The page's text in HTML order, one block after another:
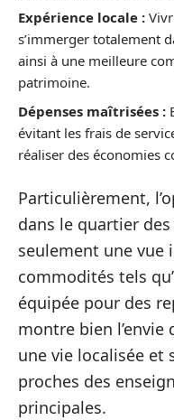
Expérience locale :
s’immerger totalement
ainsi à une meilleure
patrimoine.
Dépenses maîtrisées :
évitant les frais de
réaliser des économies
Particulièrement,
dans le quartier
seulement une vue
commodités tels
équipée pour des
montre bien l’envie
une vie localisée
proches des
principales.